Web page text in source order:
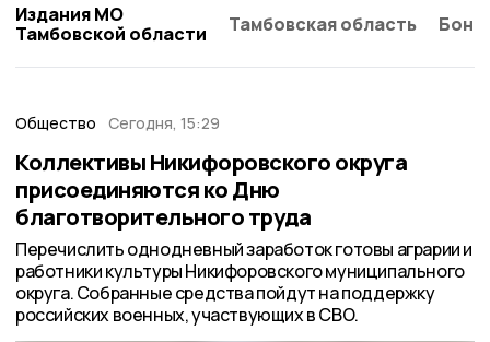
Издания МО
Тамбовской области
Тамбовская область
Общество Сегодня, 15:29
Коллективы Никифоровского округа
присоединяются ко Дню
благотворительного труда
Перечислить однодневный заработок готовы аграрии и
работники культуры Никифоровского муниципального
округа. Собранные средства пойдут на поддержку
российских военных, участвующих в СВО.